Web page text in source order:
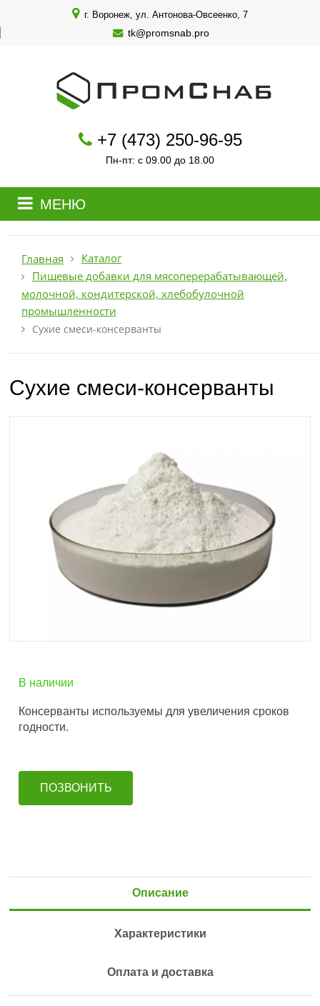
г. Воронеж, ул. Антонова-Овсеенко, 7
tk@promsnab.pro
+7 (473) 250-96-95
Пн-пт: с 09.00 до 18.00
МЕНЮ
Главная
Каталог
Пищевые добавки для мясоперерабатывающей,
молочной, кондитерской, хлебобулочной
промышленности
Сухие смеси-консерванты
Сухие смеси-консерванты
В наличии
Консерванты используемы для увеличения сроков
годности.
ПОЗВОНИТЬ
Описание
Характеристики
Оплата и доставка